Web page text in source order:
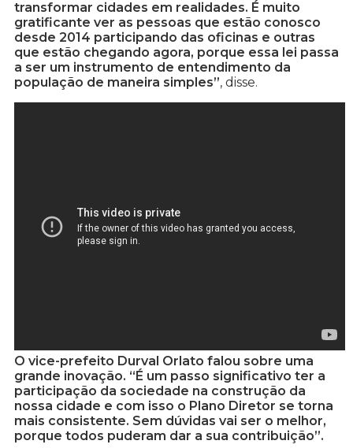
transformar cidades em realidades. É muito
gratificante ver as pessoas que estão conosco
desde 2014 participando das oficinas e outras
que estão chegando agora, porque essa lei passa
a ser um instrumento de entendimento da
população de maneira simples”, disse.
O vice-prefeito Durval Orlato falou sobre uma
grande inovação. “É um passo significativo ter a
participação da sociedade na construção da
nossa cidade e com isso o Plano Diretor se torna
mais consistente. Sem dúvidas vai ser o melhor,
porque todos puderam dar a sua contribuição”.